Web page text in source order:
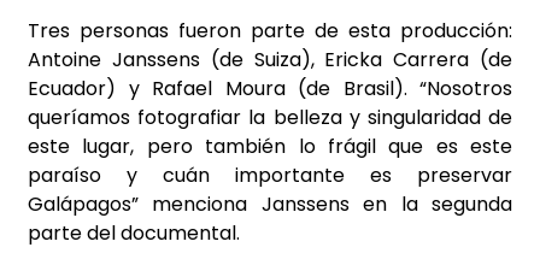
Tres personas fueron parte de esta producción:
Antoine Janssens (de Suiza), Ericka Carrera (de
Ecuador) y Rafael Moura (de Brasil). “Nosotros
queríamos fotografiar la belleza y singularidad de
este lugar, pero también lo frágil que es este
paraíso y cuán importante es preservar
Galápagos” menciona Janssens en la segunda
parte del documental.